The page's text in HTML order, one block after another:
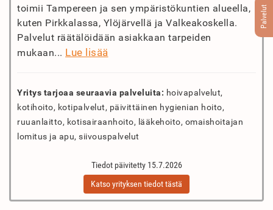
Palvelut
toimii Tampereen ja sen ympäristökuntien alueella,
kuten Pirkkalassa, Ylöjärvellä ja Valkeakoskella.
Palvelut räätälöidään asiakkaan tarpeiden
mukaan... Lue lisää
Yritys tarjoaa seuraavia palveluita: hoivapalvelut,
kotihoito, kotipalvelut, päivittäinen hygienian hoito,
ruuanlaitto, kotisairaanhoito, lääkehoito, omaishoitajan
lomitus ja apu, siivouspalvelut
Tiedot päivitetty 15.7.2026
Katso yrityksen tiedot tästä